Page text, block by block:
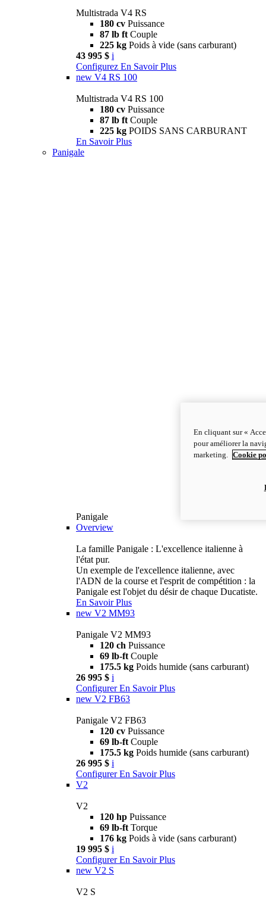
Multistrada V4 RS
180 cv Puissance
87 lb ft Couple
225 kg Poids à vide (sans carburant)
43 995 $ i
Configurez En Savoir Plus
new V4 RS 100
Multistrada V4 RS 100
180 cv Puissance
87 lb ft Couple
225 kg POIDS SANS CARBURANT
En Savoir Plus
Panigale
Panigale
Overview
La famille Panigale : L'excellence italienne à
l'état pur.
Un exemple de l'excellence italienne, avec
l'ADN de la course et l'esprit de compétition : la
Panigale est l'objet du désir de chaque Ducatiste.
En Savoir Plus
new V2 MM93
Panigale V2 MM93
120 ch Puissance
69 lb-ft Couple
175.5 kg Poids humide (sans carburant)
26 995 $ i
Configurer En Savoir Plus
new V2 FB63
Panigale V2 FB63
120 cv Puissance
69 lb-ft Couple
175.5 kg Poids humide (sans carburant)
26 995 $ i
Configurer En Savoir Plus
V2
V2
120 hp Puissance
69 lb-ft Torque
176 kg Poids à vide (sans carburant)
19 995 $ i
Configurer En Savoir Plus
new V2 S
V2 S
En cliquant sur «
pour améliorer la
marketing.
Cookie